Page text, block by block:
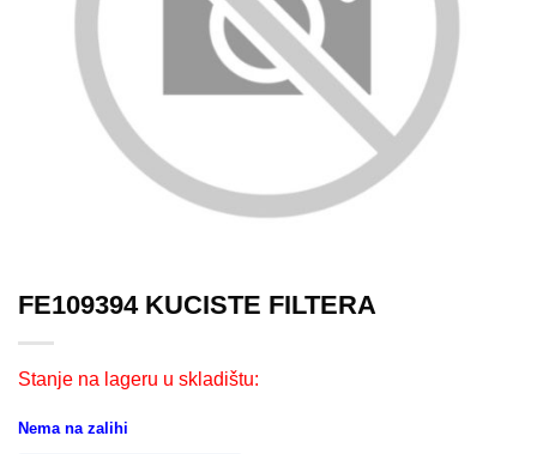
FE109394 KUCISTE FILTERA
Stanje na lageru u skladištu:
Nema na zalihi